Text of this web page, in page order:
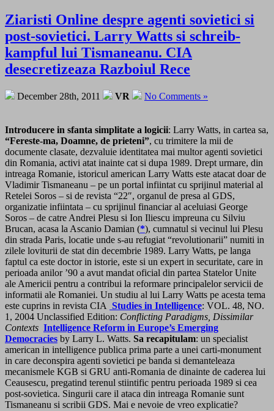
Ziaristi Online despre agenti sovietici si
post-sovietici. Larry Watts si schreib-
kampful lui Tismaneanu. CIA
desecretizeaza Razboiul Rece
December 28th, 2011 VR No Comments »
Introducere in sfanta simplitate a logicii: Larry Watts, in cartea sa,
“Fereste-ma, Doamne, de prieteni”, cu trimitere la mii de
documente clasate, dezvaluie identitatea mai multor agenti sovietici
din Romania, activi atat inainte cat si dupa 1989. Drept urmare, din
intreaga Romanie, istoricul american Larry Watts este atacat doar de
Vladimir Tismaneanu – pe un portal infiintat cu sprijinul material al
Retelei Soros – si de revista “22″, organul de presa al GDS,
organizatie infiintata – cu sprijinul financiar al aceluiasi George
Soros – de catre Andrei Plesu si Ion Iliescu impreuna cu Silviu
Brucan, acasa la Ascanio Damian (*), cumnatul si vecinul lui Plesu
din strada Paris, locatie unde s-au refugiat “revolutionarii” numiti in
zilele loviturii de stat din decembrie 1989. Larry Watts, pe langa
faptul ca este doctor in istorie, este si un expert in securitate, care in
perioada anilor ’90 a avut mandat oficial din partea Statelor Unite
ale Americii pentru a contribui la reformare principalelor servicii de
informatii ale Romaniei. Un studiu al lui Larry Watts pe acesta tema
este cuprins in revista CIA Studies in Intelligence: VOL. 48, NO.
1, 2004 Unclassified Edition: Conflicting Paradigms, Dissimilar
Contexts Intelligence Reform in Europe’s Emerging
Democracies by Larry L. Watts. Sa recapitulam: un specialist
american in intelligence publica prima parte a unei carti-monument
in care deconspira agenti sovietici pe banda si demanteleaza
mecanismele KGB si GRU anti-Romania de dinainte de caderea lui
Ceausescu, pregatind terenul stiintific pentru perioada 1989 si cea
post-sovietica. Singurii care il ataca din intreaga Romanie sunt
Tismaneanu si scribii GDS. Mai e nevoie de vreo explicatie?